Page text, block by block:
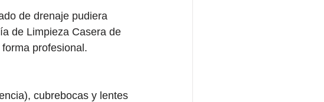
de drenaje pudiera
de Limpieza Casera de
profesional.
cubrebocas y lentes